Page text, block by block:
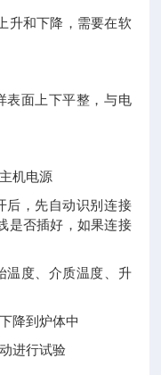
升和下降，需要在软
表面上下平整，与电
机电源
后，先自动识别连接
是否插好，如果连接
温度、介质温度、升
降到炉体中
进行试验